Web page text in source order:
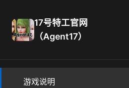
17号特工官网
（Agent17）
游戏说明